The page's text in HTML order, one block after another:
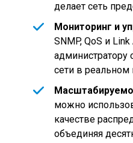
делает сеть
Мониторинг и
SNMP, QoS и
администратору
сети в
можно
качестве
объединяя